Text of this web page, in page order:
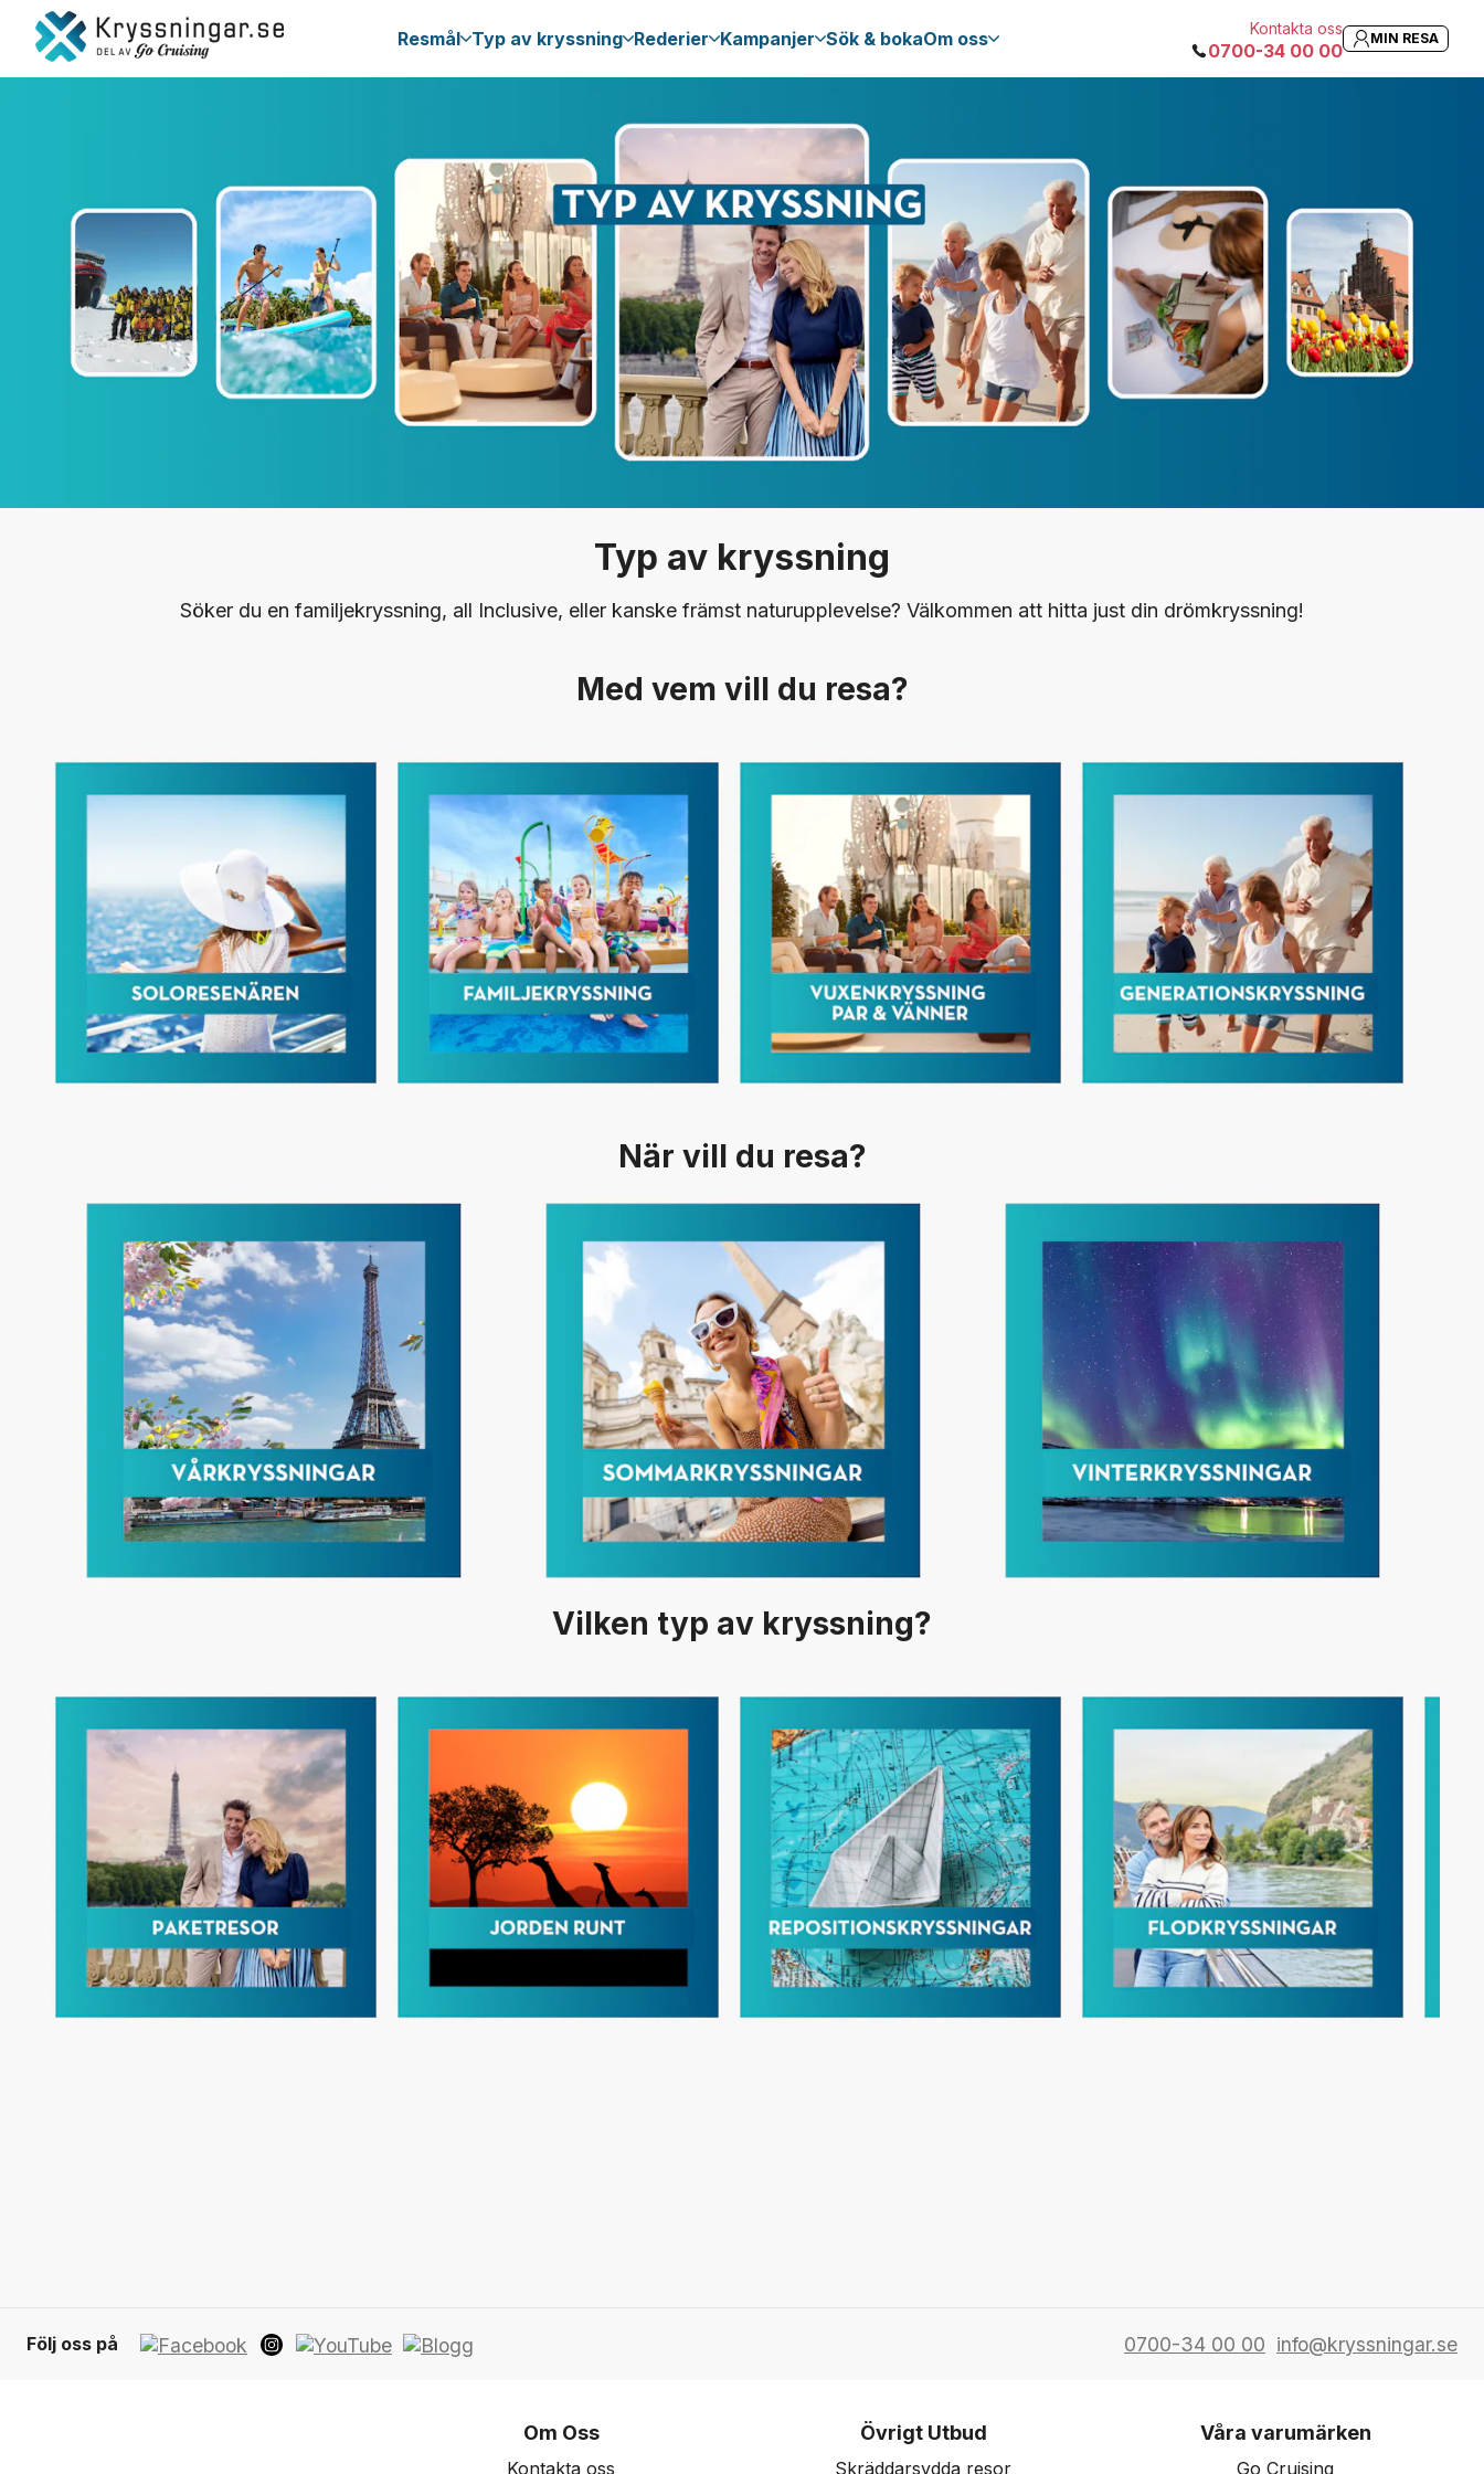
Resmål Typ av kryssning Rederier Kampanjer Sök & bokaOm oss Kontakta oss
0700-34 00 00
MIN RESA
Typ av kryssning
Söker du en familjekryssning, all Inclusive, eller kanske främst naturupplevelse? Välkommen att hitta just din drömkryssning!
Med vem vill du resa?
När vill du resa?
Vilken typ av kryssning?
Följ oss på 0700-34 00 00 info@kryssningar.se
Om Oss
Kontakta oss
Övrigt Utbud
Skräddarsydda resor
Våra varumärken
Go Cruising